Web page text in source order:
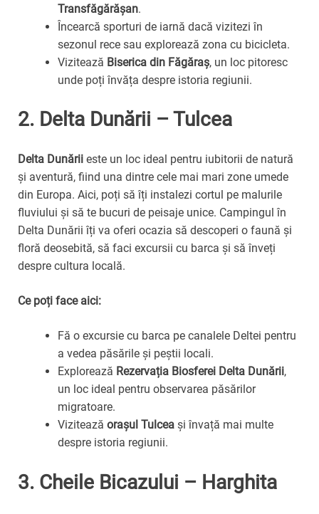
Transfăgărășan.
Încearcă sporturi de iarnă dacă vizitezi în
sezonul rece sau explorează zona cu bicicleta.
Vizitează Biserica din Făgăraș, un loc pitoresc
unde poți învăța despre istoria regiunii.
2. Delta Dunării – Tulcea
Delta Dunării este un loc ideal pentru iubitorii de natură
și aventură, fiind una dintre cele mai mari zone umede
din Europa. Aici, poți să îți instalezi cortul pe malurile
fluviului și să te bucuri de peisaje unice. Campingul în
Delta Dunării îți va oferi ocazia să descoperi o faună și
floră deosebită, să faci excursii cu barca și să înveți
despre cultura locală.
Ce poți face aici:
Fă o excursie cu barca pe canalele Deltei pentru
a vedea păsările și peștii locali.
Explorează Rezervația Biosferei Delta Dunării,
un loc ideal pentru observarea păsărilor
migratoare.
Vizitează orașul Tulcea și învață mai multe
despre istoria regiunii.
3. Cheile Bicazului – Harghita